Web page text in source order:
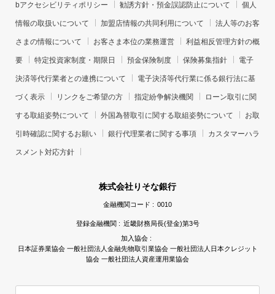
bアクセシビリティポリシー 勧誘方針・預金誤認防止について 個人
情報の取扱いについて 加盟店情報の共同利用について 法人等のお客
さまの情報について お客さま本位の業務運営 利益相反管理方針の概
要 特定投資家制度・期限日 預金保険制度 保険募集指針 電子
決済等代行業者との連携について 電子決済等代行業に係る銀行法に基
づく表示 リンクをご希望の方 指定紛争解決機関 ローン取引に関
する取組姿勢について 外国為替取引に関する取組姿勢について お取
引時確認に関するお願い 銀行代理業者に関する事項 カスタマーハラ
スメント対応方針
株式会社りそな銀行
金融機関コード : 0010
登録金融機関 : 近畿財務局長(登金)第3号
加入協会 :
日本証券業協会 一般社団法人金融先物取引業協会 一般社団法人日本クレジット
協会 一般社団法人資産運用業協会